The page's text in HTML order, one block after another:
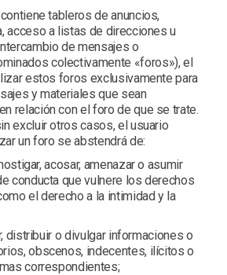
tableros de anuncios,
acceso a listas de direcciones u
de mensajes o
colectivamente «foros»), el
estos foros exclusivamente para
y materiales que sean
relación con el foro de que se trate.
excluir otros casos, el usuario
un foro se abstendrá de:
acosar, amenazar o asumir
conducta que vulnere los derechos
el derecho a la intimidad y la
distribuir o divulgar informaciones o
obscenos, indecentes, ilícitos o
correspondientes;